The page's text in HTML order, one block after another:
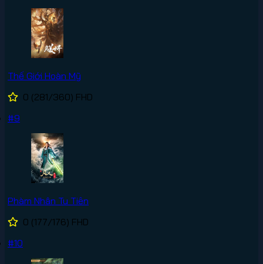
Thế Giới Hoàn Mỹ
0 (281/360) FHD
#9
Phàm Nhân Tu Tiên
0 (177/176) FHD
#10